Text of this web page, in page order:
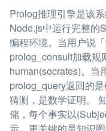
Prolog推理引擎是该
Node.js中运行完整的
编程环境。当用户说
prolog_consult加载规
human(socrates)。当
prolog_query返回的
猜测，是数学证明。
储，每个事实以